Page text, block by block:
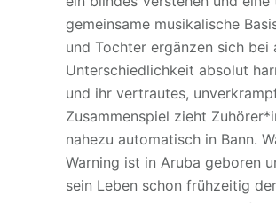
gemeinsame musikalische
und Tochter ergänzen sich bei
Unterschiedlichkeit absolut
und ihr vertrautes,
Zusammenspiel zieht
nahezu automatisch in Bann.
Warning ist in Aruba geboren
sein Leben schon frühzeitig